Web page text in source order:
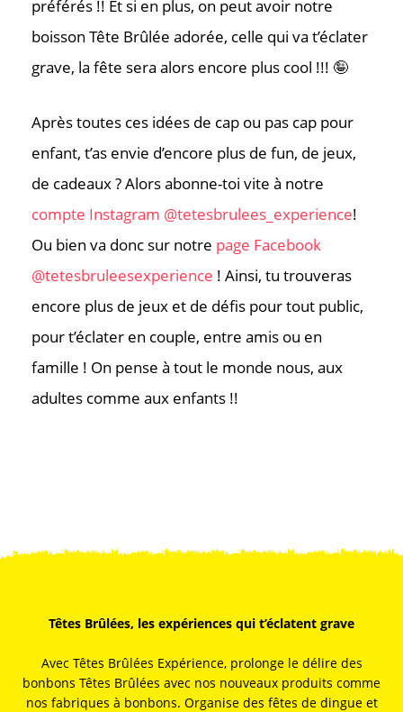
préférés !! Et si en plus, on peut avoir notre
boisson Tête Brûlée adorée, celle qui va t’éclater
grave, la fête sera alors encore plus cool !!! 🤪
Après toutes ces idées de cap ou pas cap pour
enfant, t’as envie d’encore plus de fun, de jeux,
de cadeaux ? Alors abonne-toi vite à notre
compte Instagram @tetesbrulees_experience!
Ou bien va donc sur notre page Facebook
@tetesbruleesexperience ! Ainsi, tu trouveras
encore plus de jeux et de défis pour tout public,
pour t’éclater en couple, entre amis ou en
famille ! On pense à tout le monde nous, aux
adultes comme aux enfants !!
Têtes Brûlées, les expériences qui t’éclatent grave
Avec Têtes Brûlées Expérience, prolonge le délire des
bonbons Têtes Brûlées avec nos nouveaux produits comme
nos fabriques à bonbons. Organise des fêtes de dingue et